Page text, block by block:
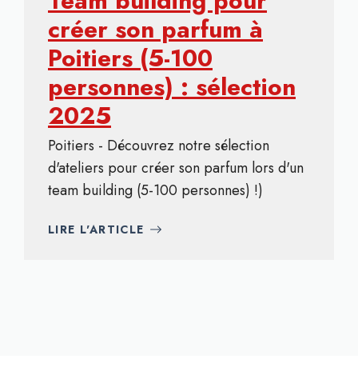
créer son parfum à
Poitiers (5-100
personnes) : sélection
2025
Poitiers - Découvrez notre sélection
d'ateliers pour créer son parfum lors d'un
team building (5-100 personnes) !)
LIRE L'ARTICLE